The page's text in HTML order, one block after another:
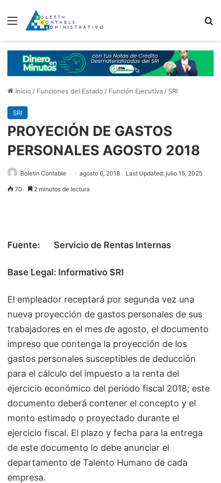
Menú
Inicio / Funciones del Estado / Función Ejecutiva / SRI
SRI
PROYECIÓN DE GASTOS
PERSONALES AGOSTO 2018
Boletín Contable agosto 6, 2018 Last Updated: julio 15, 2025
70 2 minutos de lectura
Fuente: Servicio de Rentas Internas
Base Legal: Informativo SRI
El empleador receptará por segunda vez una
nueva proyección de gastos personales de sus
trabajadores en el mes de agosto, el documento
impreso que contenga la proyección de los
gastos personales susceptibles de deducción
para el cálculo del impuesto a la renta del
ejercicio económico del periodo fiscal 2018; este
documento deberá contener el concepto y el
monto estimado o proyectado durante el
ejercicio fiscal. El plazo y fecha para la entrega
de este documento lo debe anunciar el
departamento de Talento Humano de cada
empresa.